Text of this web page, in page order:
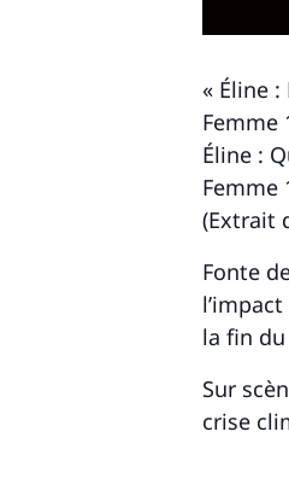
« Éline
Femme
Éline :
Femme
(Extrait
Fonte
la fin
Sur
crise